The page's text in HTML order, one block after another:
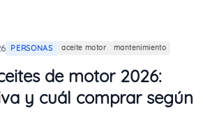
PERSONAS aceite motor mantenimiento
de motor 2026:
y cuál comprar según